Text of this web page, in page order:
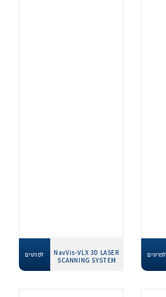
לפרטים
NavVis-VLX 3D LASER
SCANNING SYSTEM
לפרטים